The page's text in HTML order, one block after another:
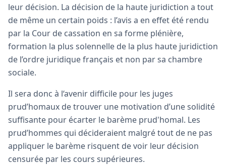
leur décision. La décision de la haute juridiction a tout
de même un certain poids : l’avis a en effet été rendu
par la Cour de cassation en sa forme plénière,
formation la plus solennelle de la plus haute juridiction
de l’ordre juridique français et non par sa chambre
sociale.
Il sera donc à l‘avenir difficile pour les juges
prud’homaux de trouver une motivation d’une solidité
suffisante pour écarter le barème prud'homal. Les
prud’hommes qui décideraient malgré tout de ne pas
appliquer le barème risquent de voir leur décision
censurée par les cours supérieures.